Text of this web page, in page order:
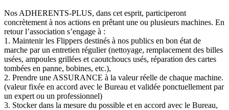
Nos ADHERENTS-PLUS, dans cet esprit, participeront
concrètement à nos actions en prêtant une ou plusieurs machines. En
retour l’association s’engage à :
1. Maintenir les Flippers destinés à nos publics en bon état de
marche par un entretien régulier (nettoyage, remplacement des billes
usées, ampoules grillées et caoutchoucs usés, réparation des cartes
tombées en panne, bobines, etc.),
2. Prendre une ASSURANCE à la valeur réelle de chaque machine.
(valeur fixée en accord avec le Bureau et validée ponctuellement par
un expert ou un professionnel)
3. Stocker dans la mesure du possible et en accord avec le Bureau,